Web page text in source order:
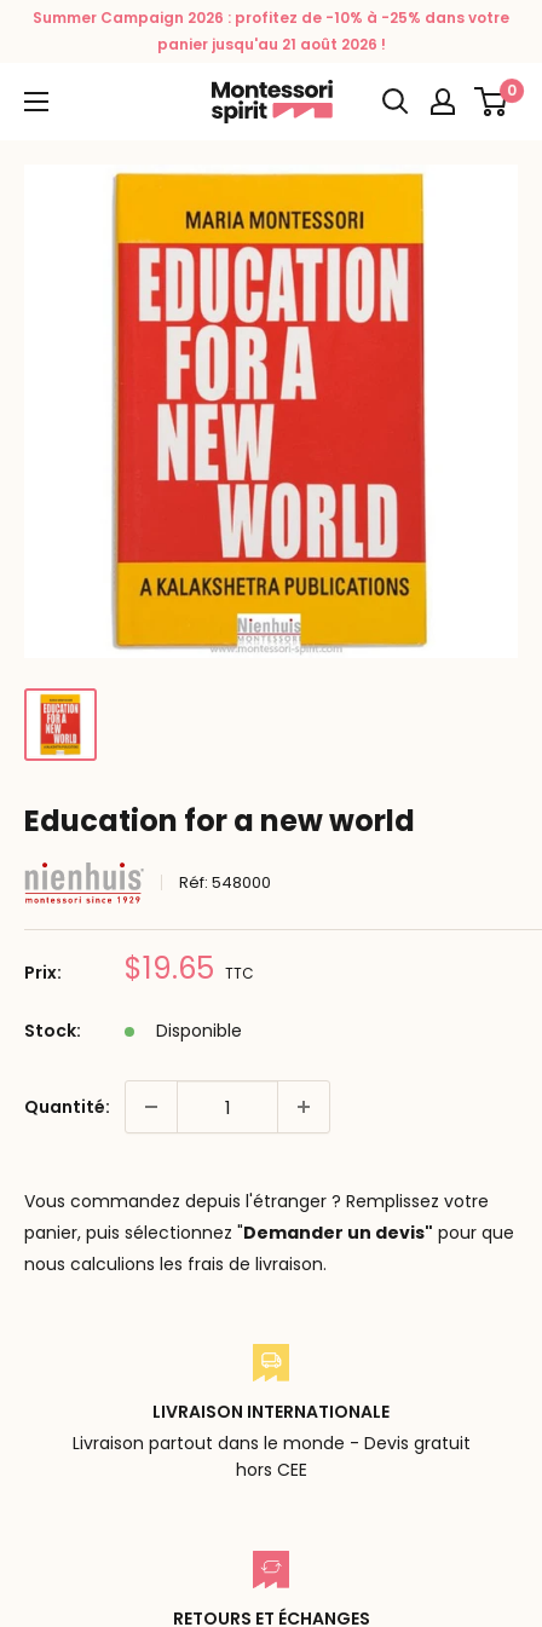
PasserSummer Campaign 2026 : profitez de -10% à -25% dans votre
panier jusqu'au 21 août 2026 !
Montessori
Spirit
0
Education for a new world
Réf:548000
Prix: Prix
$19.65 TTC
Stock: Disponible
Quantité:
Vous commandez depuis l'étranger ? Remplissez votre
panier, puis sélectionnez "Demander un devis" pour que
nous calculions les frais de livraison.
LIVRAISON INTERNATIONALE
Livraison partout dans le monde - Devis gratuit
hors CEE
RETOURS ET ÉCHANGES